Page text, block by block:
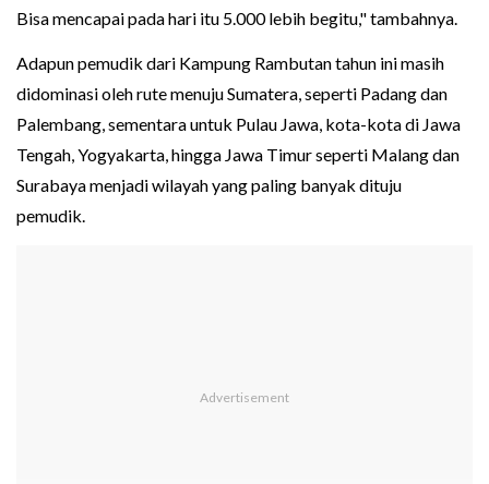
Bisa mencapai pada hari itu 5.000 lebih begitu," tambahnya.
Adapun pemudik dari Kampung Rambutan tahun ini masih
didominasi oleh rute menuju Sumatera, seperti Padang dan
Palembang, sementara untuk Pulau Jawa, kota-kota di Jawa
Tengah, Yogyakarta, hingga Jawa Timur seperti Malang dan
Surabaya menjadi wilayah yang paling banyak dituju
pemudik.